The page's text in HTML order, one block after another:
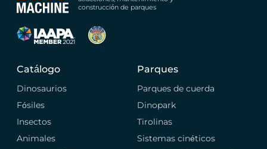
construcción de parques
Catálogo
Dinosaurios
Fósiles
Insectos
Animales
Parques
Parques de cuerda
Dinopark
Tirolinas
Sistemas cinéticos